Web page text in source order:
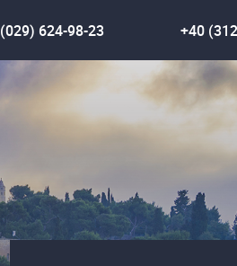
624-98-23 +40